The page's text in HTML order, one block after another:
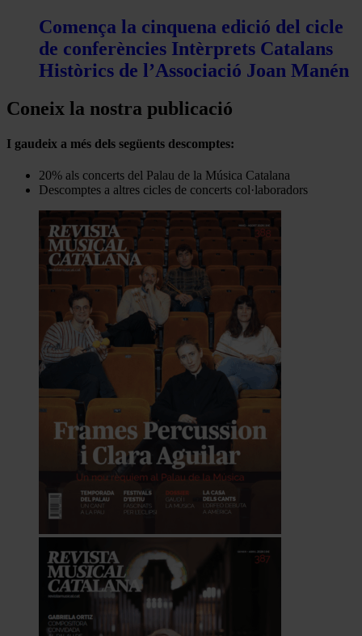
Comença la cinquena edició del cicle
de conferències Intèrprets Catalans
Històrics de l’Associació Joan Manén
Coneix la nostra publicació
I gaudeix a més dels següents descomptes:
20% als concerts del Palau de la Música Catalana
Descomptes a altres cicles de concerts col·laboradors